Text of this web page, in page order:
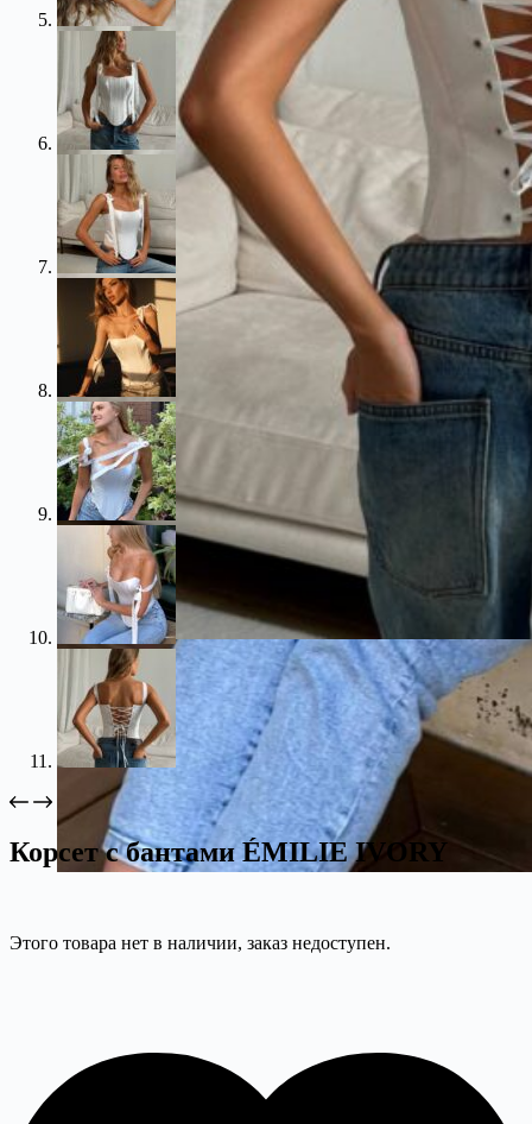
Корсет с бантами ÉMILIE IVORY
Этого товара нет в наличии, заказ недоступен.